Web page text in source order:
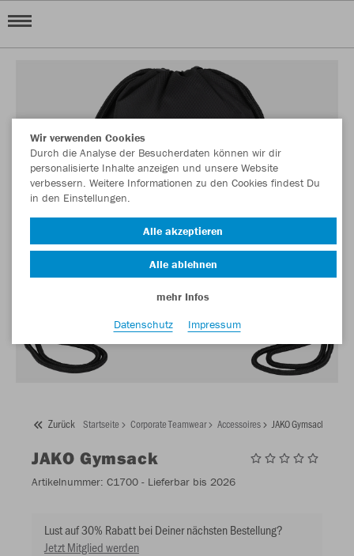
Zurück Startseite Corporate Teamwear Accessoires JAKO Gymsack
JAKO Gymsack
Artikelnummer: C1700 - Lieferbar bis 2026
Lust auf 30% Rabatt bei Deiner nächsten Bestellung?
Jetzt Mitglied werden
Wir verwenden Cookies
Durch die Analyse der Besucherdaten können wir dir
personalisierte Inhalte anzeigen und unsere Website
verbessern. Weitere Informationen zu den Cookies findest Du
in den Einstellungen.
Alle akzeptieren
Alle ablehnen
mehr Infos
Datenschutz
Impressum